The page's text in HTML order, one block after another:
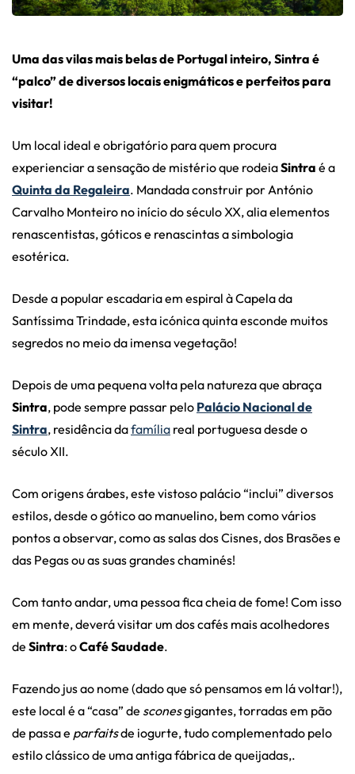
Uma das vilas mais belas de Portugal inteiro, Sintra é
“palco” de diversos locais enigmáticos e perfeitos para
visitar!
Um local ideal e obrigatório para quem procura
experienciar a sensação de mistério que rodeiaSintra é a
Quinta da Regaleira. Mandada construir por António
Carvalho Monteiro no início do século XX, alia elementos
renascentistas, góticos e renascintas a simbologia
esotérica.
Desde a popular escadaria em espiral à Capela da
Santíssima Trindade, esta icónica quinta esconde muitos
segredos no meio da imensa vegetação!
Depois de uma pequena volta pela natureza que abraça
Sintra, pode sempre passar pelo Palácio Nacional de
Sintra, residência dafamília real portuguesa desde o
século XII.
Com origens árabes, este vistoso palácio “inclui” diversos
estilos, desde o gótico ao manuelino, bem como vários
pontos a observar, comoas salas dos Cisnes, dos Brasões e
das Pegas ou as suas grandes chaminés!
Com tanto andar, uma pessoa fica cheia de fome! Com isso
em mente, deverá visitar um dos cafés mais acolhedores
de Sintra: oCafé Saudade.
Fazendo jus ao nome (dado que só pensamos em lá voltar!),
este local é a “casa” de sconesgigantes, torradas em pão
de passa e parfaitsde iogurte, tudo complementado pelo
estilo clássico de uma antiga fábrica de queijadas,.